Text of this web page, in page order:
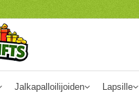
Jalkapalloilijoiden Lapsille